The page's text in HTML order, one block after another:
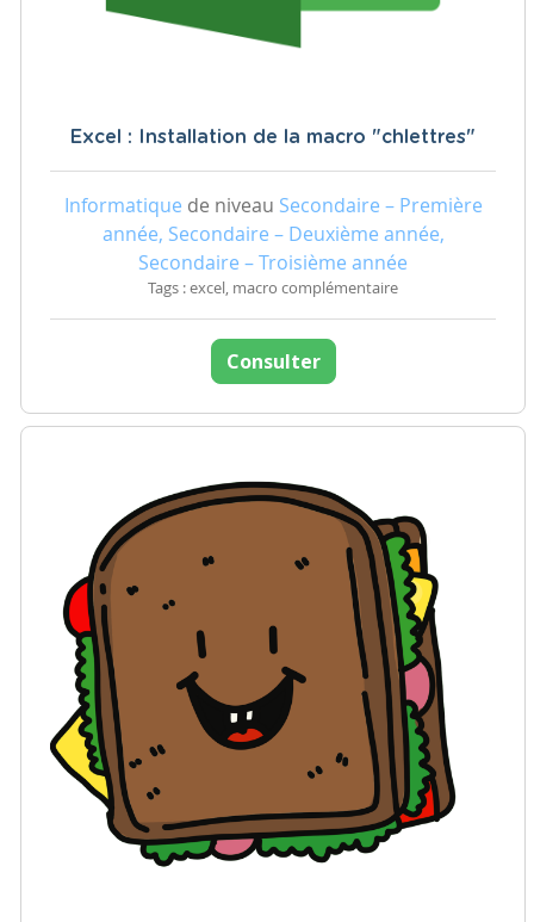
Excel : Installation de la macro "chlettres"
Informatique de niveau Secondaire – Première
année, Secondaire – Deuxième année,
Secondaire – Troisième année
Tags : excel, macro complémentaire
Consulter